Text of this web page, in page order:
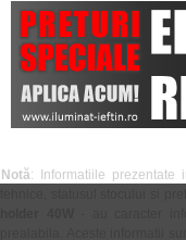
Notă: Informatiile prezentate